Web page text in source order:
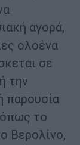
αγορά,
ολοένα
σε
την
παρουσία
το
Βερολίνο,